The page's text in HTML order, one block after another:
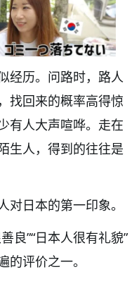
经历。问路时，路人
找回来的概率高得惊
有人大声喧哗。走在
生人，得到的往往是
日本的第一印象。
良”“日本人很有礼貌”
的评价之一。